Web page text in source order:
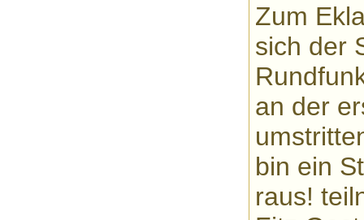
Zum
sich der
an der
bin ein
raus!